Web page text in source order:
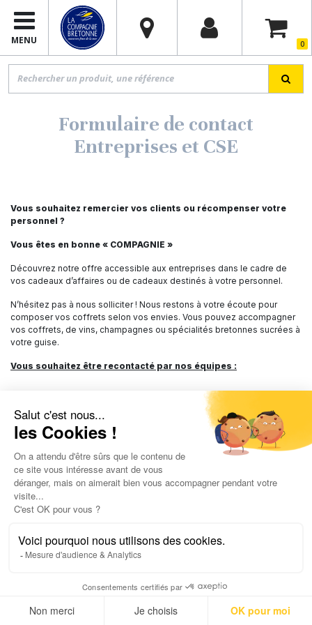
0
MENU
Formulaire de contact
Entreprises et CSE
Vous souhaitez remercier vos clients ou récompenser votre
personnel ?
Vous êtes en bonne « COMPAGNIE »
Découvrez notre offre accessible aux entreprises dans le cadre de
vos cadeaux d’affaires ou de cadeaux destinés à votre personnel.
N’hésitez pas à nous solliciter ! Nous restons à votre écoute pour
composer vos coffrets selon vos envies. Vous pouvez accompagner
vos coffrets, de vins, champagnes ou spécialités bretonnes sucrées à
votre guise.
Vous souhaitez être recontacté par nos équipes :
Prénom *
Nom *